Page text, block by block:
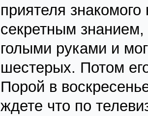
приятеля
секретным
голыми руками и
шестерых. Потом
Порой в
ждете что по